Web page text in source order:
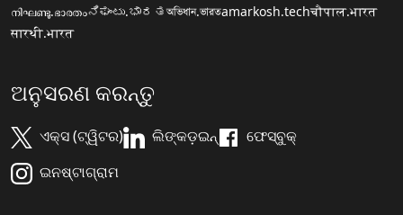
നിഘണ്ടു.ഭാരതംನಿಘಂಟು.ಭಾರತঅভিধান.ভারতamarkosh.techचौपाल.भारत
सारथी.भारत
ଅନୁସରଣ କରନ୍ତୁ
ଏକ୍ସ (ଟ୍ୱିଟର) ଲିଙ୍କଡ଼ଇନ୍
ଫେସ୍ବୁକ୍
ଇନଷ୍ଟାଗ୍ରାମ